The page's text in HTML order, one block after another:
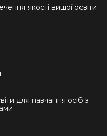
якості вищої освіти
для навчання осіб з